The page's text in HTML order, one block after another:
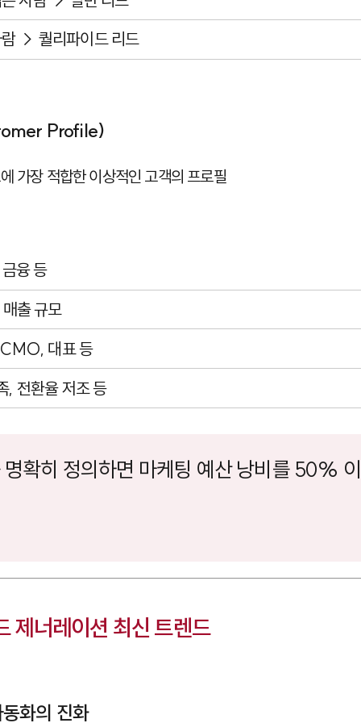
→ 퀄리파이드 리드
Profile)
가장 적합한 이상적인 고객의 프로필
융 등
출 규모
대표 등
, 전환율 저조 등
확히 정의하면 마케팅 예산 낭비를 50%
제너레이션 최신 트렌드
화의 진화